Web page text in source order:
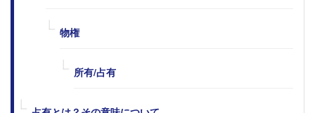
物権
所有/占有